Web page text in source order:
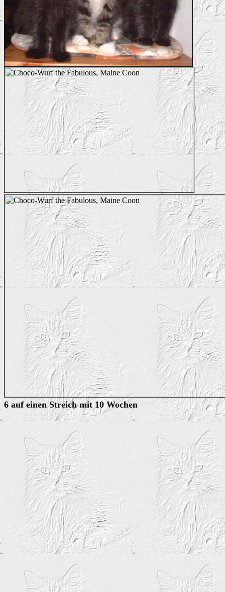
6 auf einen Streich mit 10 Wochen